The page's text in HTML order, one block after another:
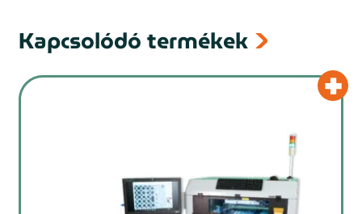
Kapcsolódó termékek